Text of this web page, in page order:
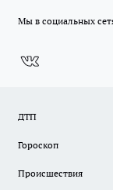
Мы в социальных
ДТП
Гороскоп
Происшествия